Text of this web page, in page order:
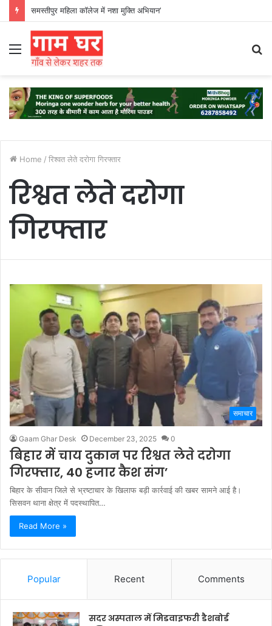
समस्तीपुर महिला कॉलेज में नशा मुक्ति अभियान’
Menu
Home / रिश्वत लेते दरोगा गिरफ्तार
रिश्वत लेते दरोगा
गिरफ्तार
समाचार
Gaam Ghar Desk December 23, 2025 0
बिहार में चाय दुकान पर रिश्वत लेते दरोगा
गिरफ्तार, 40 हजार कैश संग’
बिहार के सीवान जिले से भ्रष्टाचार के खिलाफ बड़ी कार्रवाई की खबर सामने आई है।
सिसवन थाना क्षेत्र में पदस्थापित…
Read More »
Popular Recent Comments
सदर अस्पताल में मिडवाइफरी डैशबोर्ड